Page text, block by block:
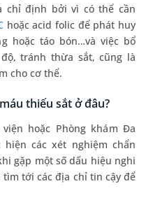
chỉ định bởi vì có thể cần
hoặc acid folic để phát huy
hoặc táo bón…và việc bổ
tránh thừa sắt, cũng là
cho cơ thể.
thiếu sắt ở đâu?
hoặc Phòng khám Đa
các xét nghiệm chẩn
gặp một số dấu hiệu nghi
tới các địa chỉ tin cậy để